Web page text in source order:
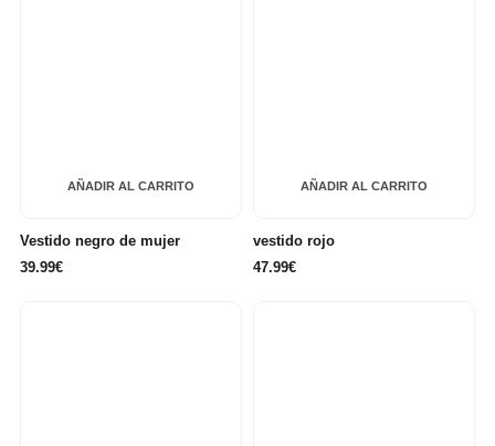
AÑADIR AL CARRITO
Vestido negro de mujer
39.99€
AÑADIR AL CARRITO
vestido rojo
47.99€